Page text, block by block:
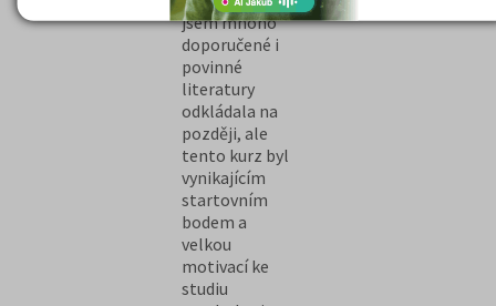
jsem mnoho
doporučené i
povinné
literatury
odkládala na
později, ale
tento kurz byl
vynikajícím
startovním
bodem a
velkou
motivací ke
studiu